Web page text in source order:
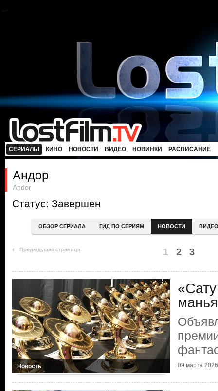
СЕРИАЛЫ КИНО НОВОСТИ ВИДЕО НОВИНКИ РАСПИСАНИЕ
Андор
Andor
Статус: Завершен
ОБЗОР СЕРИАЛА ГИД ПО СЕРИЯМ НОВОСТИ ВИДЕО
Предыдущая страница 1 2 3
Новость 09 марта 2026